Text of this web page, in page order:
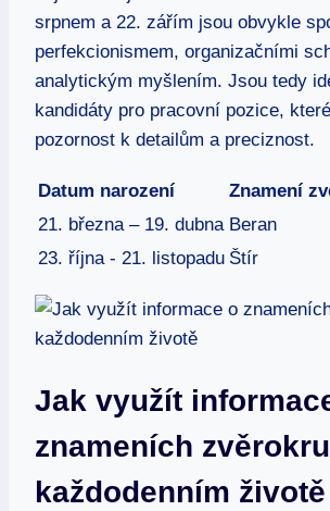
srpnem a 22. ⁣zářím ​jsou‌ obvykle​
perfekcionismem, organizačními
analytickým myšlením. Jsou tedy
kandidáty ‍pro pracovní pozice,
pozornost k detailům a⁢ preciznost.
Datum‌ narození
Znamení
21.⁣ března – 19. ​dubna Beran
23. října -​ 21. listopadu Štír
Jak⁢ využít
znameních
každodenním životě